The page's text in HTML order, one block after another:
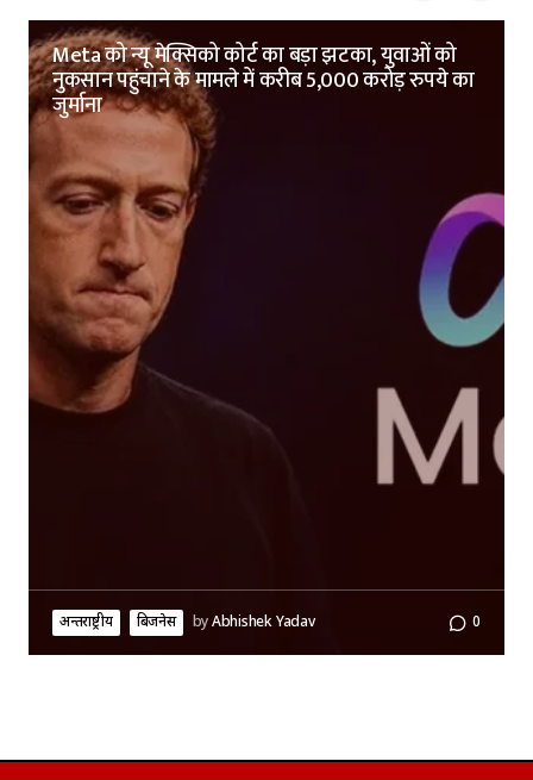
Meta को न्यू मेक्सिको कोर्ट का बड़ा झटका, युवाओं को
नुकसान पहुंचाने के मामले में करीब 5,000 करोड़ रुपये का
जुर्माना
अन्तर्राष्ट्रीय बिजनेस byAbhishek Yadav 0